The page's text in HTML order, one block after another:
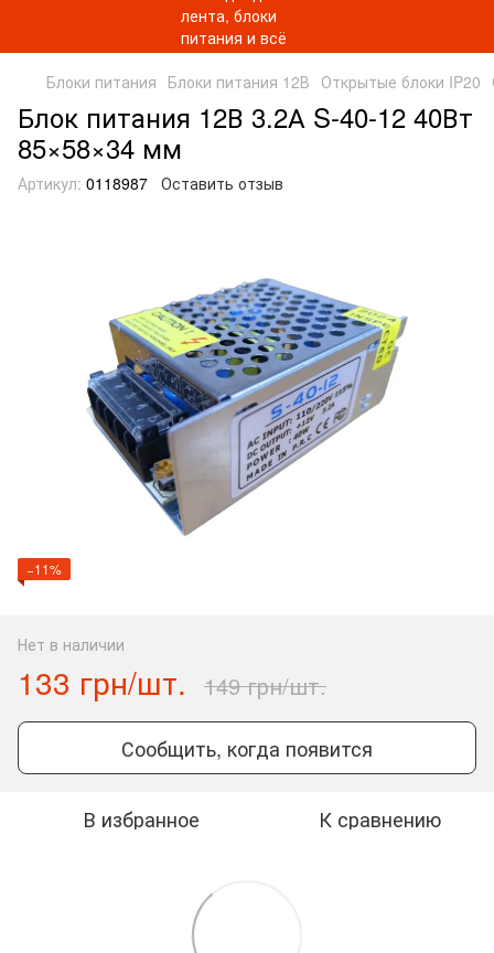
Блоки питания Блоки питания 12В Открытые блоки IP20
Блок питания 12В 3.2А S-40-12 40Вт
85×58×34 мм
Артикул: 0118987 Оставить отзыв
−11%
Нет в наличии
133 грн/шт. 149 грн/шт.
Сообщить, когда появится
В избранное К сравнению